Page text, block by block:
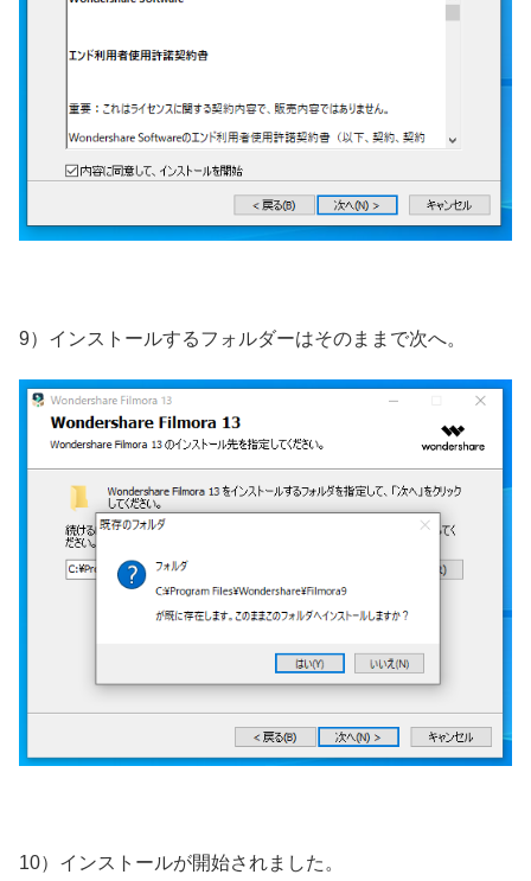
9）インストールするフォルダーはそのままで次へ。
10）インストールが開始されました。